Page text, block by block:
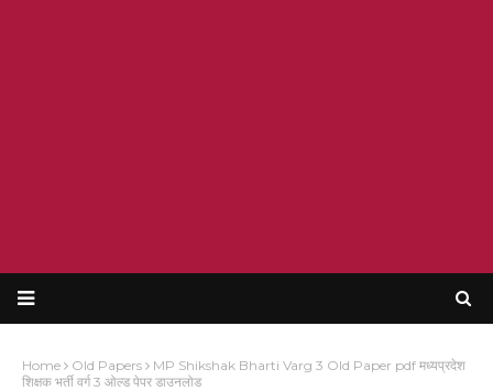
Home Old Papers
MP Shikshak Bharti Varg 3 Old Paper pdf मध्यप्रदेश
शिक्षक भर्ती वर्ग 3 ओल्ड पेपर डाउनलोड